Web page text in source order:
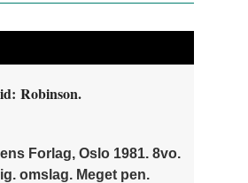
Robinson.
Forlag, Oslo 1981. 8vo.
omslag. Meget pen.